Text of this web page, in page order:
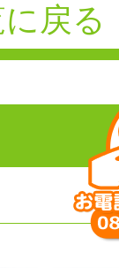
戻る